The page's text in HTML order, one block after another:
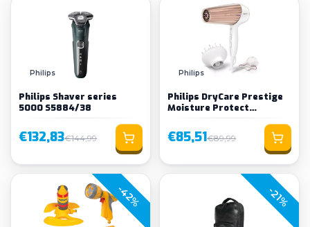
Philips
Philips Shaver series
5000 S5884/38
€132,83€144,99
Philips
Philips DryCare Prestige
Moisture Protect
hairdryer HP8280/0
€85,51€89,99
-42% -21%